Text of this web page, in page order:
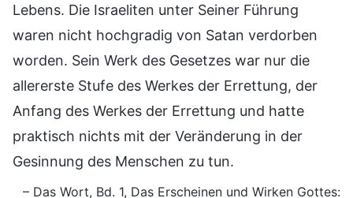
Lebens. Die Israeliten unter Seiner Führung
waren nicht hochgradig von Satan verdorben
worden. Sein Werk des Gesetzes war nur die
allererste Stufe des Werkes der Errettung, der
Anfang des Werkes der Errettung und hatte
praktisch nichts mit der Veränderung in der
Gesinnung des Menschen zu tun.
– Das Wort, Bd. 1, Das Erscheinen und Wirken Gottes: